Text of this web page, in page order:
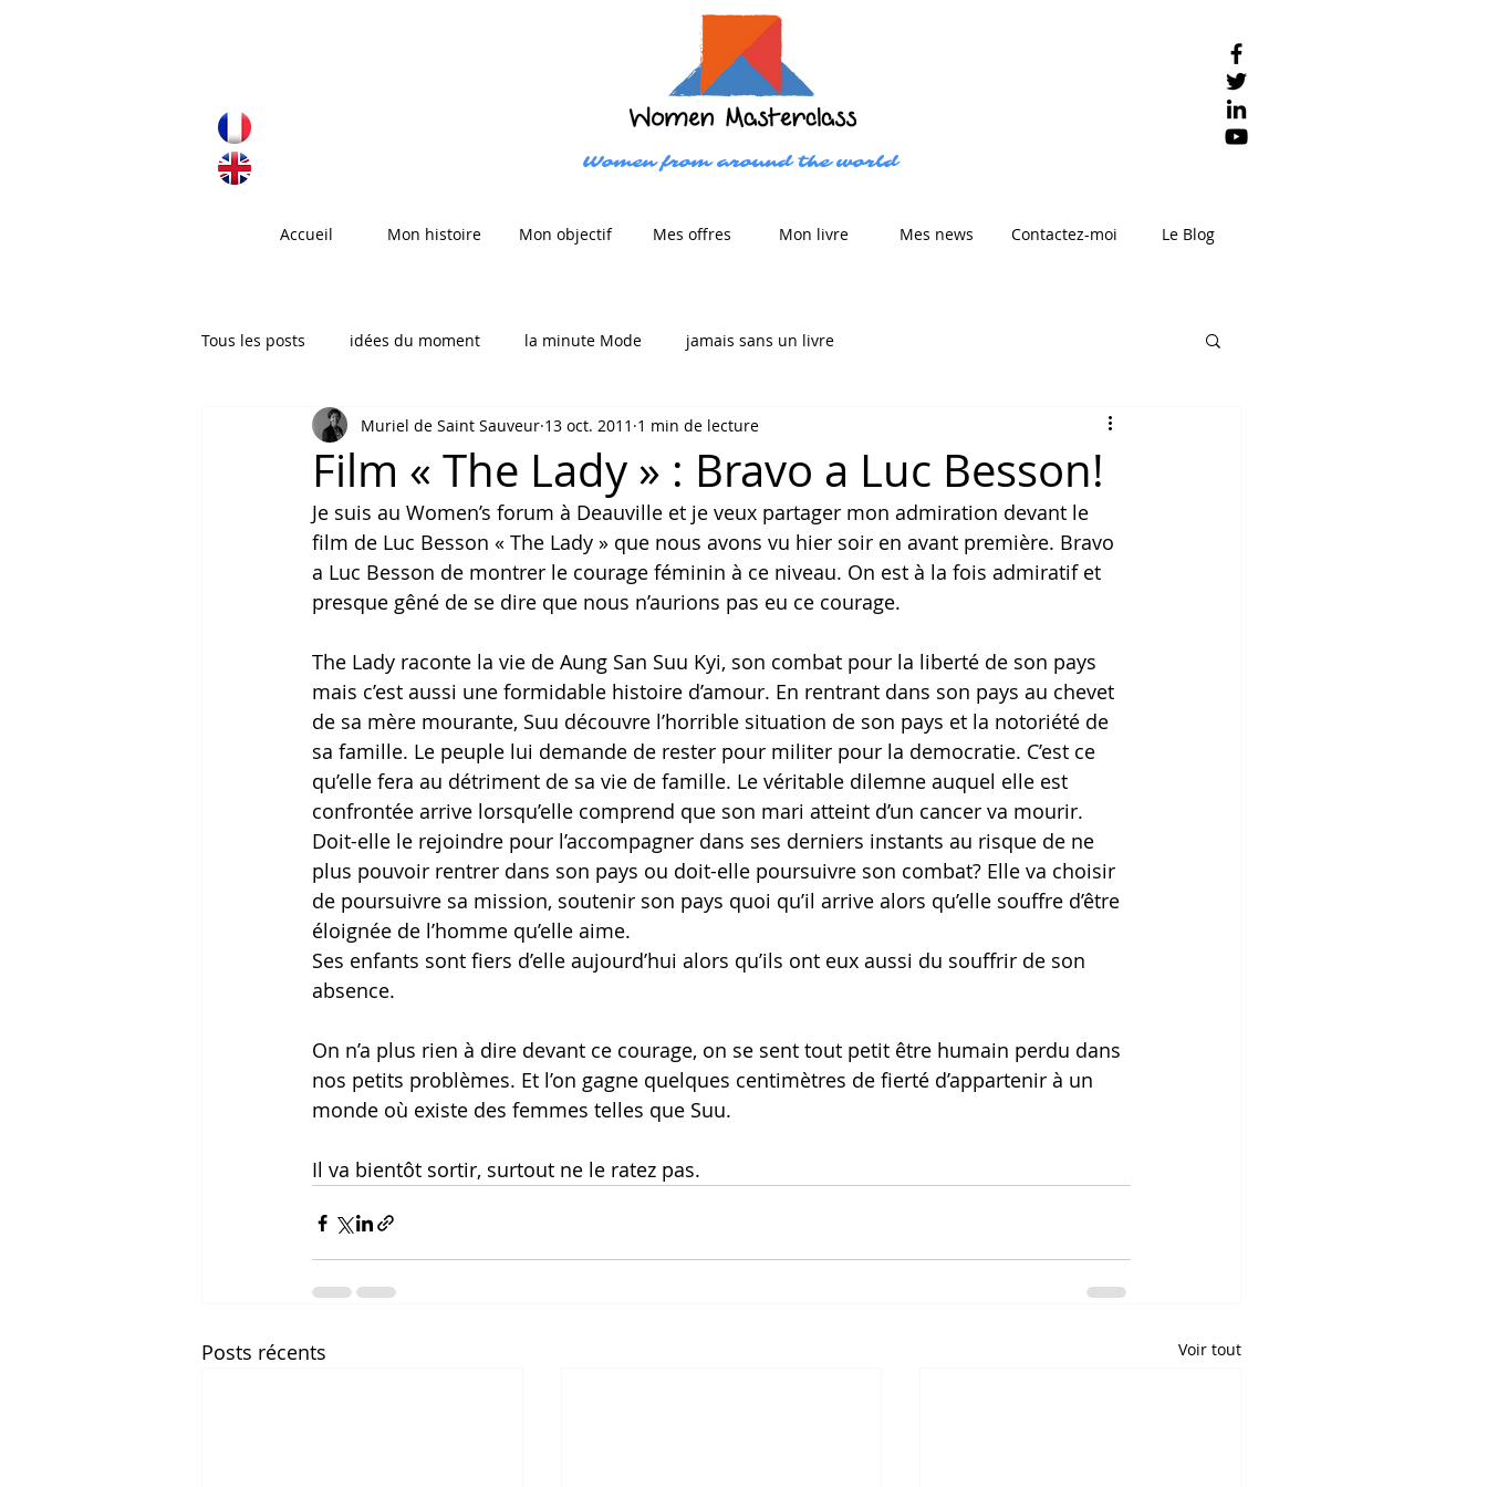
Women from around the world
Accueil Mon histoire Mon objectif Mes offres Mon livre Mes news Contactez-moi Le Blog
Tous les posts idées du moment la minute Mode jamais sans un livre
Film « The Lady » : Bravo a Luc Besson!
Muriel de Saint Sauveur 13 oct. 2011 1 min de lecture
Je suis au Women’s forum à Deauville et je veux partager mon admiration devant le
film de Luc Besson « The Lady » que nous avons vu hier soir en avant première. Bravo
a Luc Besson de montrer le courage féminin à ce niveau. On est à la fois admiratif et
presque gêné de se dire que nous n’aurions pas eu ce courage.
The Lady raconte la vie de Aung San Suu Kyi, son combat pour la liberté de son pays
mais c’est aussi une formidable histoire d’amour. En rentrant dans son pays au chevet
de sa mère mourante, Suu découvre l’horrible situation de son pays et la notoriété de
sa famille. Le peuple lui demande de rester pour militer pour la democratie. C’est ce
qu’elle fera au détriment de sa vie de famille. Le véritable dilemne auquel elle est
confrontée arrive lorsqu’elle comprend que son mari atteint d’un cancer va mourir.
Doit-elle le rejoindre pour l’accompagner dans ses derniers instants au risque de ne
plus pouvoir rentrer dans son pays ou doit-elle poursuivre son combat? Elle va choisir
de poursuivre sa mission, soutenir son pays quoi qu’il arrive alors qu’elle souffre d’être
éloignée de l’homme qu’elle aime.
Ses enfants sont fiers d’elle aujourd’hui alors qu’ils ont eux aussi du souffrir de son
absence.
On n’a plus rien à dire devant ce courage, on se sent tout petit être humain perdu dans
nos petits problèmes. Et l’on gagne quelques centimètres de fierté d’appartenir à un
monde où existe des femmes telles que Suu.
Il va bientôt sortir, surtout ne le ratez pas.
Posts récents Voir tout